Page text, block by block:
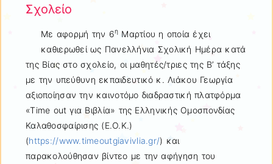
Σχολείο
Με αφορμή την 6η Μαρτίου η οποία έχει
καθιερωθεί ως Πανελλήνια Σχολική Ημέρα κατά
της Βίας στο σχολείο, οι μαθητές/τριες της Β’ τάξης
με την υπεύθυνη εκπαιδευτικό κ. Λιάκου Γεωργία
αξιοποίησαν την καινοτόμο διαδραστική πλατφόρμα
«Time out για Βιβλία» της Ελληνικής Ομοσπονδίας
Καλαθοσφαίρισης (Ε.Ο.Κ.)
(https://www.timeoutgiavivlia.gr/) και
παρακολούθησαν βίντεο με την αφήγηση του